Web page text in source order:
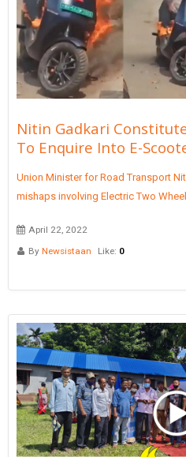
Nitin Gadkari
To Enquire Into E-
Union Minister for Road Transport
mishaps involving Electric Two
April 22, 2022
By Newsistaan Like: 0